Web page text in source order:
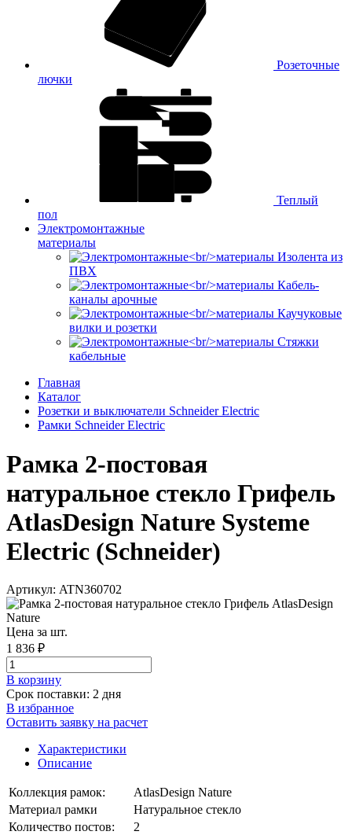
Розеточные
лючки
Теплый
пол
Электромонтажные
материалы
Изолента из
ПВХ
Кабель-
каналы арочные
Каучуковые
вилки и розетки
Стяжки
кабельные
Главная
Каталог
Розетки и выключатели Schneider Electric
Рамки Schneider Electric
Рамка 2-постовая
натуральное стекло Грифель
AtlasDesign Nature Systeme
Electric (Schneider)
Артикул: ATN360702
Цена за шт.
1 836 ₽
В корзинy
Срок поставки: 2 дня
В избранное
Оставить заявку на расчет
Характеристики
Описание
Коллекция рамок:
AtlasDesign Nature
Материал рамки
Натуральное стекло
Количество постов:
2